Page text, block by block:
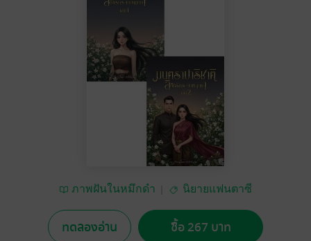
ภาพฝันในหมึกดำ นิยายแฟนตาซี
ทดลองอ่าน ซื้อ 267 บาท